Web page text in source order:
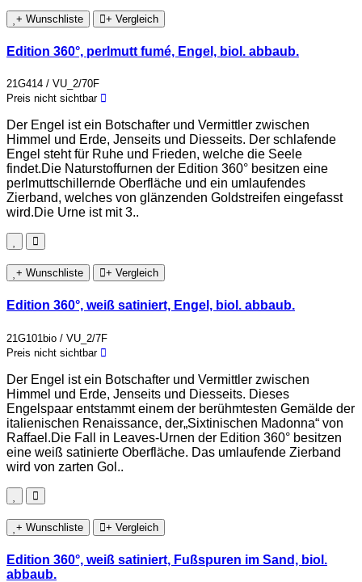
+ Wunschliste + Vergleich
Edition 360°, perlmutt fumé, Engel, biol. abbaub.
21G414 / VU_2/70F
Preis nicht sichtbar
Der Engel ist ein Botschafter und Vermittler zwischen
Himmel und Erde, Jenseits und Diesseits. Der schlafende
Engel steht für Ruhe und Frieden, welche die Seele
findet.Die Naturstoffurnen der Edition 360° besitzen eine
perlmuttschillernde Oberfläche und ein umlaufendes
Zierband, welches von glänzenden Goldstreifen eingefasst
wird.Die Urne ist mit 3..
+ Wunschliste + Vergleich
Edition 360°, weiß satiniert, Engel, biol. abbaub.
21G101bio / VU_2/7F
Preis nicht sichtbar
Der Engel ist ein Botschafter und Vermittler zwischen
Himmel und Erde, Jenseits und Diesseits. Dieses
Engelspaar entstammt einem der berühmtesten Gemälde der
italienischen Renaissance, der„Sixtinischen Madonna“ von
Raffael.Die Fall in Leaves-Urnen der Edition 360° besitzen
eine weiß satinierte Oberfläche. Das umlaufende Zierband
wird von zarten Gol..
+ Wunschliste + Vergleich
Edition 360°, weiß satiniert, Fußspuren im Sand, biol.
abbaub.